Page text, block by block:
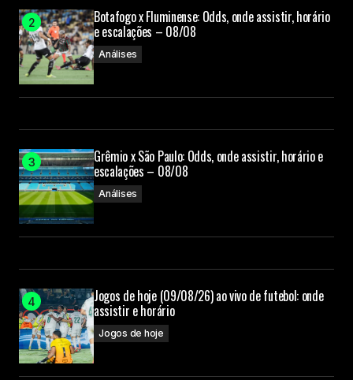
Botafogo x Fluminense: Odds, onde assistir, horário
e escalações – 08/08
Análises
Grêmio x São Paulo: Odds, onde assistir, horário e
escalações – 08/08
Análises
Jogos de hoje (09/08/26) ao vivo de futebol: onde
assistir e horário
Jogos de hoje